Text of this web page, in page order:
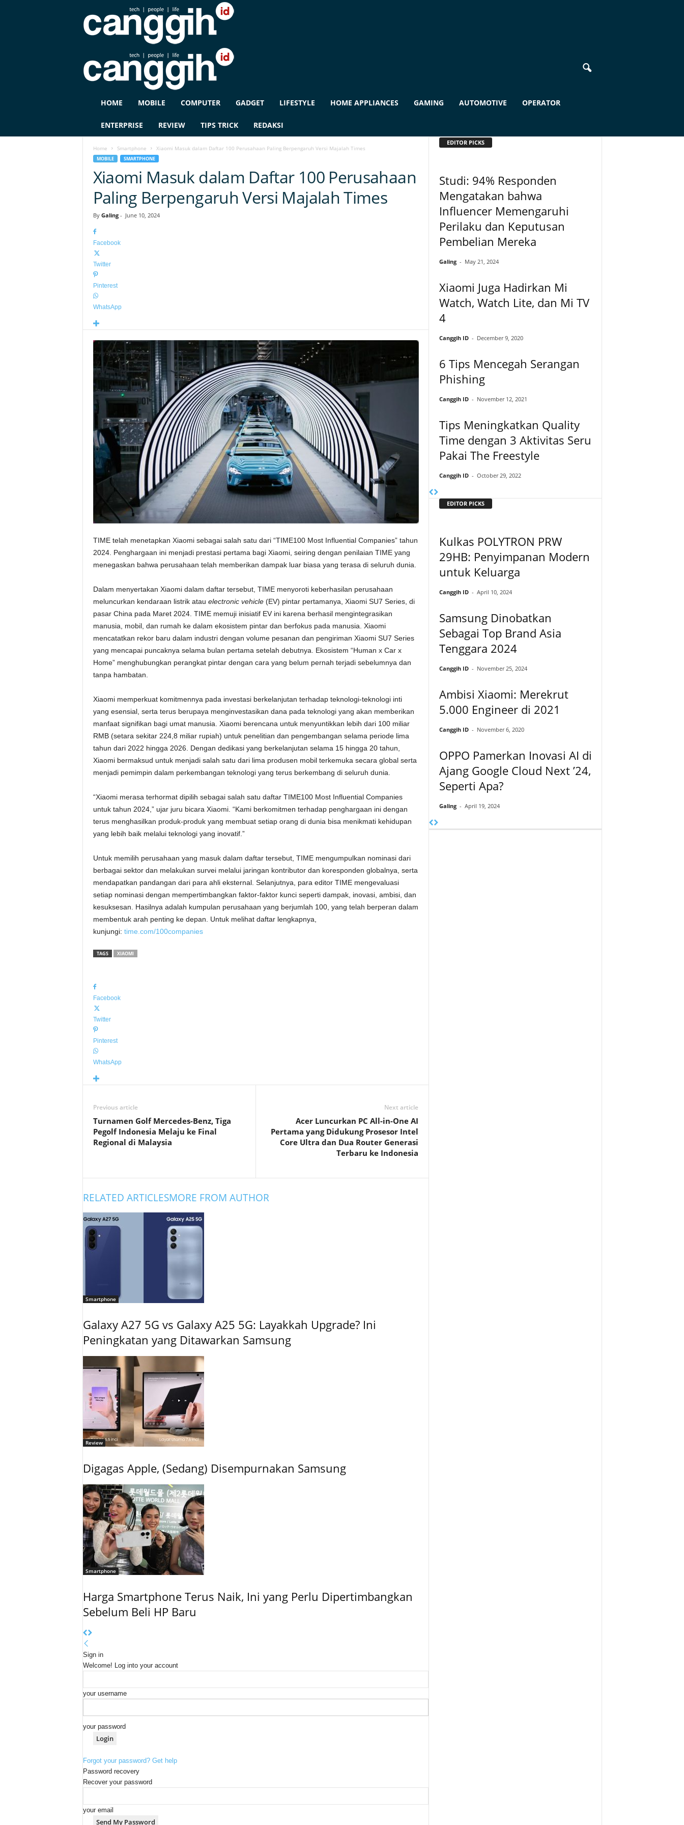
G
HOME MOBILE COMPUTER GADGET LIFESTYLE HOME APPLIANCES GAMING AUTOMOTIVE OPERATOR
ENTERPRISE REVIEW TIPS TRICK REDAKSI
Home Smartphone Xiaomi Masuk dalam Daftar 100 Perusahaan Paling Berpengaruh Versi Majalah Times
MOBILE SMARTPHONE
Xiaomi Masuk dalam Daftar 100 Perusahaan
Paling Berpengaruh Versi Majalah Times
By Galing- June 10, 2024
Facebook
Twitter
Pinterest
WhatsApp
TIME telah menetapkan Xiaomi sebagai salah satu dari “TIME100 Most Influential Companies” tahun
2024. Penghargaan ini menjadi prestasi pertama bagi Xiaomi, seiring dengan penilaian TIME yang
menegaskan bahwa perusahaan telah memberikan dampak luar biasa yang terasa di seluruh dunia.
Dalam menyertakan Xiaomi dalam daftar tersebut, TIME menyoroti keberhasilan perusahaan
meluncurkan kendaraan listrik atau electronic vehicle (EV) pintar pertamanya, Xiaomi SU7 Series, di
pasar China pada Maret 2024. TIME memuji inisiatif EV ini karena berhasil mengintegrasikan
manusia, mobil, dan rumah ke dalam ekosistem pintar dan berfokus pada manusia. Xiaomi
mencatatkan rekor baru dalam industri dengan volume pesanan dan pengiriman Xiaomi SU7 Series
yang mencapai puncaknya selama bulan pertama setelah debutnya. Ekosistem “Human x Car x
Home” menghubungkan perangkat pintar dengan cara yang belum pernah terjadi sebelumnya dan
tanpa hambatan.
Xiaomi memperkuat komitmennya pada investasi berkelanjutan terhadap teknologi-teknologi inti
yang esensial, serta terus berupaya menginvestasikan dana pada teknologi yang akan memberikan
manfaat signifikan bagi umat manusia. Xiaomi berencana untuk menyuntikkan lebih dari 100 miliar
RMB (setara sekitar 224,8 miliar rupiah) untuk penelitian dan pengembangan selama periode lima
tahun dari 2022 hingga 2026. Dengan dedikasi yang berkelanjutan selama 15 hingga 20 tahun,
Xiaomi bermaksud untuk menjadi salah satu dari lima produsen mobil terkemuka secara global serta
menjadi pemimpin dalam perkembangan teknologi yang terus berkembang di seluruh dunia.
“Xiaomi merasa terhormat dipilih sebagai salah satu daftar TIME100 Most Influential Companies
untuk tahun 2024,” ujar juru bicara Xiaomi. “Kami berkomitmen terhadap penghargaan ini dengan
terus menghasilkan produk-produk yang membuat setiap orang di dunia bisa menikmati kehidupan
yang lebih baik melalui teknologi yang inovatif.”
Untuk memilih perusahaan yang masuk dalam daftar tersebut, TIME mengumpulkan nominasi dari
berbagai sektor dan melakukan survei melalui jaringan kontributor dan koresponden globalnya, serta
mendapatkan pandangan dari para ahli eksternal. Selanjutnya, para editor TIME mengevaluasi
setiap nominasi dengan mempertimbangkan faktor-faktor kunci seperti dampak, inovasi, ambisi, dan
kesuksesan. Hasilnya adalah kumpulan perusahaan yang berjumlah 100, yang telah berperan dalam
membentuk arah penting ke depan. Untuk melihat daftar lengkapnya,
kunjungi: time.com/100companies
TAGS XIAOMI
Facebook
Twitter
Pinterest
WhatsApp
Previous article
Turnamen Golf Mercedes-Benz, Tiga
Pegolf Indonesia Melaju ke Final
Regional di Malaysia
Next article
Acer Luncurkan PC All-in-One AI
Pertama yang Didukung Prosesor Intel
Core Ultra dan Dua Router Generasi
Terbaru ke Indonesia
RELATED ARTICLESMORE FROM AUTHOR
Smartphone
Galaxy A27 5G vs Galaxy A25 5G: Layakkah Upgrade? Ini
Peningkatan yang Ditawarkan Samsung
Review
Digagas Apple, (Sedang) Disempurnakan Samsung
Smartphone
Harga Smartphone Terus Naik, Ini yang Perlu Dipertimbangkan
Sebelum Beli HP Baru
Sign in
Welcome! Log into your account
your username
your password
Forgot your password? Get help
Password recovery
Recover your password
your email
EDITOR PICKS
Studi: 94% Responden
Mengatakan bahwa
Influencer Memengaruhi
Perilaku dan Keputusan
Pembelian Mereka
Galing - May 21, 2024
Xiaomi Juga Hadirkan Mi
Watch, Watch Lite, dan Mi TV
4
Canggih ID - December 9, 2020
6 Tips Mencegah Serangan
Phishing
Canggih ID - November 12, 2021
Tips Meningkatkan Quality
Time dengan 3 Aktivitas Seru
Pakai The Freestyle
Canggih ID - October 29, 2022
EDITOR PICKS
Kulkas POLYTRON PRW
29HB: Penyimpanan Modern
untuk Keluarga
Canggih ID - April 10, 2024
Samsung Dinobatkan
Sebagai Top Brand Asia
Tenggara 2024
Canggih ID - November 25, 2024
Ambisi Xiaomi: Merekrut
5.000 Engineer di 2021
Canggih ID - November 6, 2020
OPPO Pamerkan Inovasi AI di
Ajang Google Cloud Next ’24,
Seperti Apa?
Galing - April 19, 2024